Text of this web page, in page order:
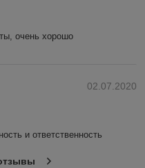
очень хорошо
02.07.2020
и ответственность